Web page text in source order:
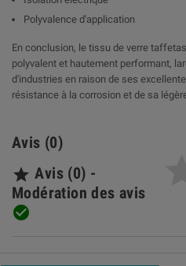
Polyvalence d'application
En conclusion, le tissu de verre
polyvalent et hautement performant,
d'industries en raison de ses
résistance à la corrosion et de sa
Avis (0)
 Avis (0) -
Modération des avis
